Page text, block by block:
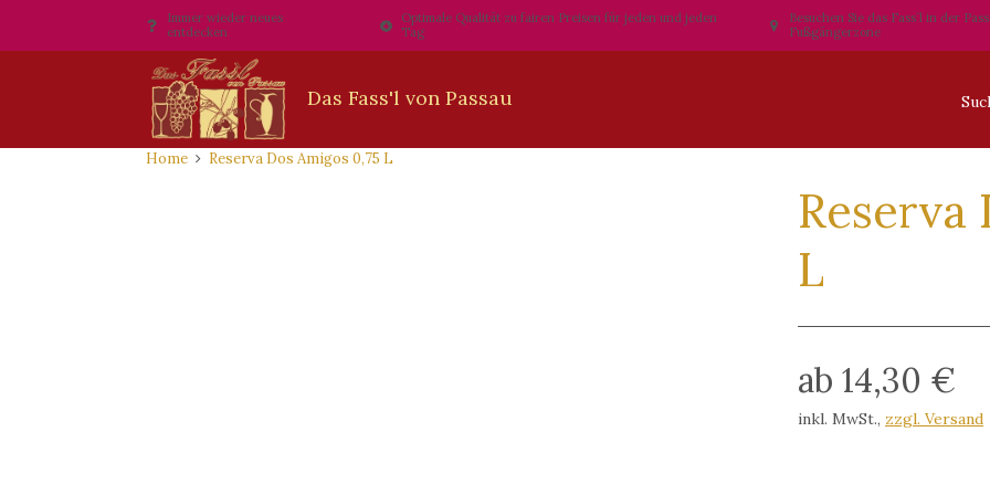
Immer wieder neues
entdecken
Optimale Qualität zu fairen Preisen für jeden und jeden
Tag
Besuchen Sie das Fass´l in der
Fußgängerzone
Home Reserva Dos Amigos 0,75 L
Reserva
L
ab 14,30 €
inkl. MwSt., zzgl. Versand